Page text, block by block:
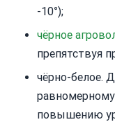
-10°);
чёрное
препятствуя
чёрно-белое.
равномерному
повышению